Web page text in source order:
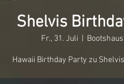
Shelvis
Fr., 31. Juli
Hawaii Birthday Party zu